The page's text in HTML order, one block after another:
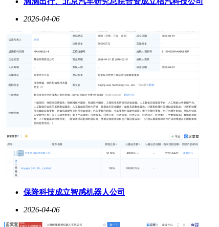
2026-04-06
保隆科技成立智感机器人公司
2026-04-06